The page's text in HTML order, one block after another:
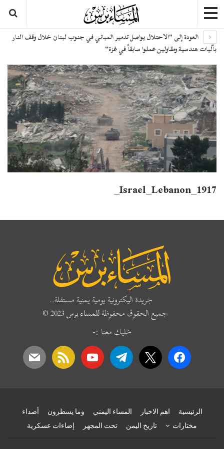
العودة إلى "الاحتلال يواصل تدمير المباني في جنوب لبنان خلال وقف النار
بآليات هندسية ومقاولين عملوا سابقاً في غزة"
Israel_Lebanon_1917_
جريدة اليكترونية يومية يمنية مستقلة..
جميع الحقوق محفوظةللمساء برس
خليك معنا :-
facebook
x
telegram
youtube
rss
mail
الرئيسية اهم الاخبار المساء اليمني وما يسطرون
أصداء
مختارات
تاريخ اليمن تحت المجهر إضاءات عسكرية